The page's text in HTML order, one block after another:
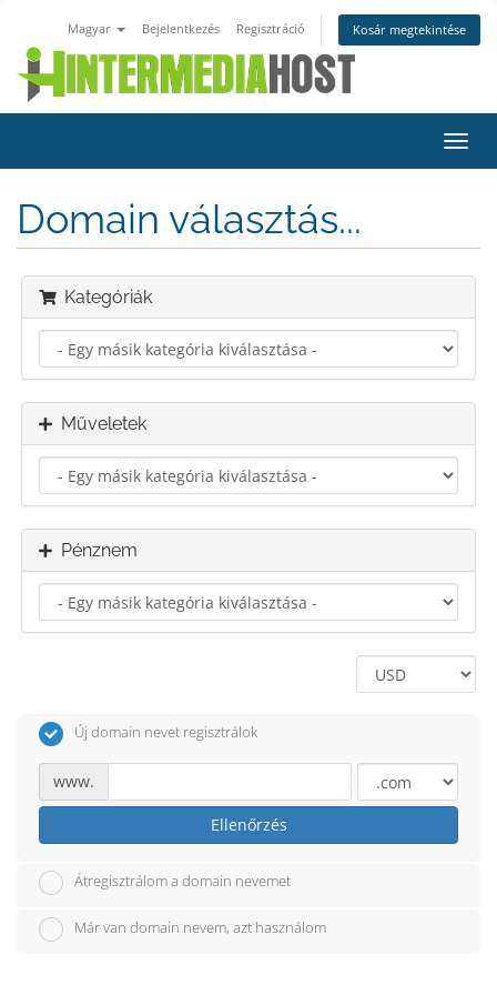
Magyar Bejelentkezés Regisztráció Kosár megtekintése
a
Domain választás...
Kategóriák
Műveletek
Pénznem
Új domain nevet regisztrálok
www.
Ellenőrzés
Átregisztrálom a domain nevemet
Már van domain nevem, azt használom